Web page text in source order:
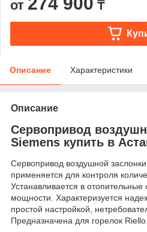
от ₸
Описание Характеристики
Описание
Сервопривод
Siemens купить в
Сервопривод воздушной
применяется для контроля
Устанавливается в
мощности. Характеризуется
простой настройкой,
Предназначена для горелок Riello.